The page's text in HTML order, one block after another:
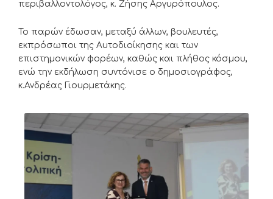
περιβαλλοντολόγος, κ. Ζήσης Αργυρόπουλος.
Το παρών έδωσαν, μεταξύ άλλων, βουλευτές,
εκπρόσωποι της Αυτοδιοίκησης και των
επιστημονικών φορέων, καθώς και πλήθος κόσμου,
ενώ την εκδήλωση συντόνισε ο δημοσιογράφος,
κ.Ανδρέας Γιουρμετάκης.